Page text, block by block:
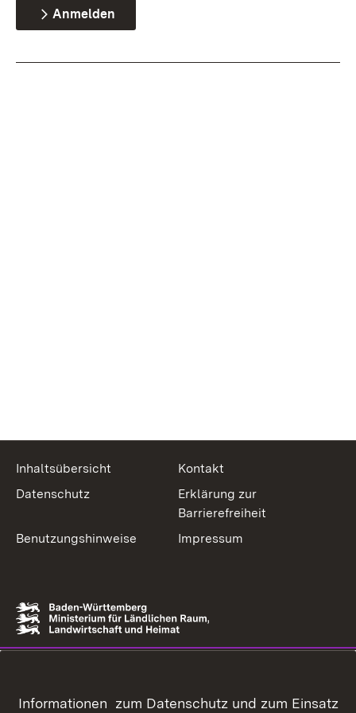
Anmelden
Inhaltsübersicht
Kontakt
Datenschutz
Erklärung zur
Barrierefreiheit
Benutzungshinweise
Impressum
Informationen zum Datenschutz und zum Einsatz